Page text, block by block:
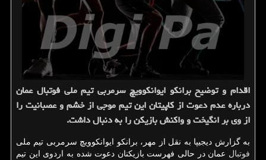
اقدام و توضیح برانکو ایوانکوویچ سرمربی تیم ملی فوتبال عمان
درباره عدم دعوت از کاپیتان این تیم موجی از خشم و عصبانیت را
از وی بر انگیخت و واکنش بازیکن را به دنبال داشت.
به گزارش دیجیپا به نقل از مهر، برانکو ایوانکوویچ سرمربی تیم ملی
فوتبال عمان در حالی فهرست بازیکنان دعوت شده به اردوی این تیم